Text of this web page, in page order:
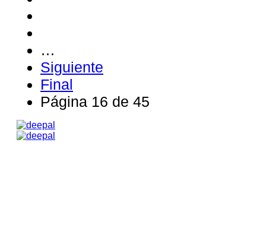
…
Siguiente
Final
Página 16 de 45